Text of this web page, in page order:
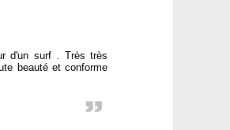
d'un surf . Très très
beauté et conforme